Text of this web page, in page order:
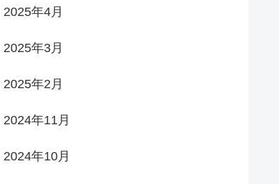
2025年4月
2025年3月
2025年2月
2024年11月
2024年10月